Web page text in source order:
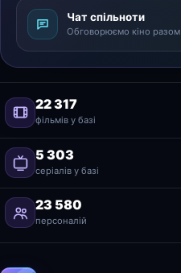
Чат спільноти
Обговорюємо кіно разом
22 317
фільмів у базі
5 303
серіалів у базі
23 580
персоналій